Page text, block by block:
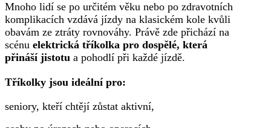
Mnoho lidí se po určitém věku nebo po zdravotních
komplikacích vzdává jízdy na klasickém kole kvůli
obavám ze ztráty rovnováhy. Právě zde přichází na
scénu elektrická tříkolka pro dospělé, která
přináší jistotu a pohodlí při každé jízdě.
Tříkolky jsou ideální pro:
seniory, kteří chtějí zůstat aktivní,